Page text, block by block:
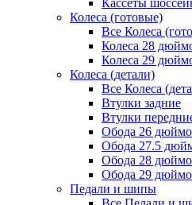
Кассеты
Колеса (готовые)
Все Колеса
Колеса 28
Колеса 29
Колеса (детали)
Все Колеса
Втулки задние
Втулки
Обода 26
Обода 27.5
Обода 28
Обода 29
Педали и шипы